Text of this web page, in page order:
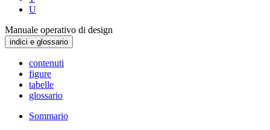
U
Manuale operativo di design
indici e glossario
contenuti
figure
tabelle
glossario
Sommario